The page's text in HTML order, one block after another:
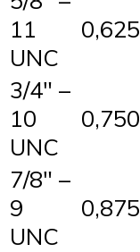
11
UNC
0,625
3/4″ –
10
UNC
0,750
7/8″ –
9
UNC
0,875